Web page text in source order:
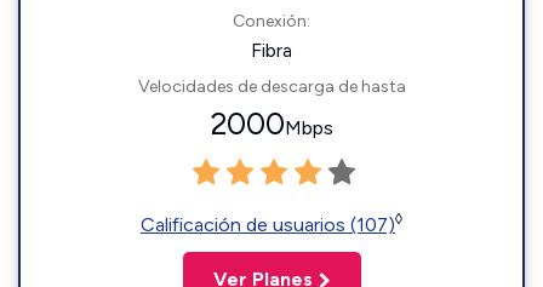
Conexión:
Fibra
Velocidades de descarga de hasta
2000Mbps
Calificación de usuarios (107)◊
Ver Planes